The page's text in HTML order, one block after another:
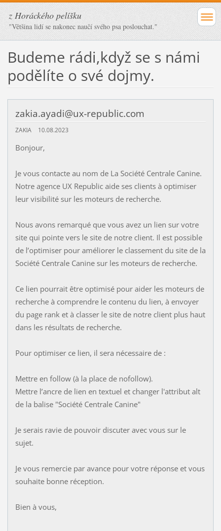
z Horáckého pelíšku
"Většina lidí se nakonec naučí svého psa poslouchat."
Budeme rádi,když se s námi
podělíte o své dojmy.
zakia.ayadi@ux-republic.com
ZAKIA 10.08.2023
Bonjour,
Je vous contacte au nom de La Société Centrale Canine.
Notre agence UX Republic aide ses clients à optimiser
leur visibilité sur les moteurs de recherche.
Nous avons remarqué que vous avez un lien sur votre
site qui pointe vers le site de notre client. Il est possible
de l’optimiser pour améliorer le classement du site de la
Société Centrale Canine sur les moteurs de recherche.
Ce lien pourrait être optimisé pour aider les moteurs de
recherche à comprendre le contenu du lien, à envoyer
du page rank et à classer le site de notre client plus haut
dans les résultats de recherche.
Pour optimiser ce lien, il sera nécessaire de :
Mettre en follow (à la place de nofollow).
Mettre l’ancre de lien en textuel et changer l'attribut alt
de la balise "Société Centrale Canine"
Je serais ravie de pouvoir discuter avec vous sur le
sujet.
Je vous remercie par avance pour votre réponse et vous
souhaite bonne réception.
Bien à vous,